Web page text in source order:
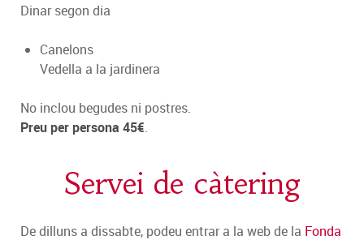
Dinar segon dia
Canelons
Vedella a la jardinera
No inclou begudes ni postres.
Preu per persona 45€.
Servei de càtering
De dilluns a dissabte, podeu entrar a la web de la Fonda